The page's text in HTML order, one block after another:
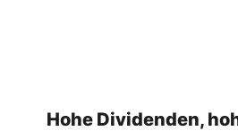
Hohe Dividenden,